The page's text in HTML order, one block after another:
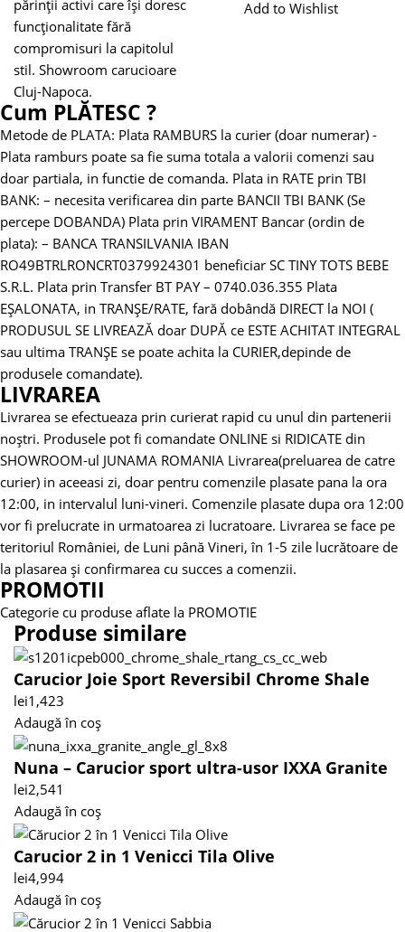
părinții activi care își doresc
funcționalitate fără
compromisuri la capitolul
stil. Showroom carucioare
Cluj-Napoca.
Add to Wishlist
Cum PLĂTESC ?
Metode de PLATA: Plata RAMBURS la curier (doar numerar) -
Plata ramburs poate sa fie suma totala a valorii comenzi sau
doar partiala, in functie de comanda. Plata in RATE prin TBI
BANK: – necesita verificarea din parte BANCII TBI BANK (Se
percepe DOBANDA) Plata prin VIRAMENT Bancar (ordin de
plata): – BANCA TRANSILVANIA IBAN
RO49BTRLRONCRT0379924301 beneficiar SC TINY TOTS BEBE
S.R.L. Plata prin Transfer BT PAY – 0740.036.355 Plata
EȘALONATA, in TRANȘE/RATE, fară dobândă DIRECT la NOI (
PRODUSUL SE LIVREAZĂ doar DUPĂ ce ESTE ACHITAT INTEGRAL
sau ultima TRANȘE se poate achita la CURIER,depinde de
produsele comandate).
LIVRAREA
Livrarea se efectueaza prin curierat rapid cu unul din partenerii
noștri. Produsele pot fi comandate ONLINE si RIDICATE din
SHOWROOM-ul JUNAMA ROMANIA Livrarea(preluarea de catre
curier) in aceeasi zi, doar pentru comenzile plasate pana la ora
12:00, in intervalul luni-vineri. Comenzile plasate dupa ora 12:00
vor fi prelucrate in urmatoarea zi lucratoare. Livrarea se face pe
teritoriul României, de Luni până Vineri, în 1-5 zile lucrătoare de
la plasarea și confirmarea cu succes a comenzii.
PROMOTII
Categorie cu produse aflate la PROMOTIE
Produse similare
Carucior Joie Sport Reversibil Chrome Shale
lei1,423
Adaugă în coș
Nuna – Carucior sport ultra-usor IXXA Granite
lei2,541
Adaugă în coș
Carucior 2 in 1 Venicci Tila Olive
lei4,994
Adaugă în coș